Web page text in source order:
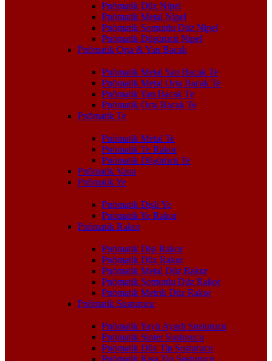
Pnömatik Düz Nipel
Pnömatik Metal Nipel
Pnömatik Somunlu Düz Nipel
Pnömatik Düşürücü Nipel
Pnömatik Orta & Yan Bacak
Pnömatik Metal Yan Bacak Te
Pnömatik Metal Orta Bacak Te
Pnömatik Yan Bacak Te
Pnömatik Orta Bacak Te
Pnömatik Te
Pnömatik Metal Te
Pnömatik Te Rakor
Pnömatik Düşürücü Te
Pnömatik Vana
Pnömatik Ye
Pnömatik Dişli Ye
Pnömatik Ye Rakor
Pnömatik Rakor
Pnömatik Dişi Rakor
Pnömatik Düz Rakor
Pnömatik Metal Düz Rakor
Pnömatik Somunlu Düz Rakor
Pnömatik Metrik Düz Rakor
Pnömatik Susturucu
Pnömatik Yaylı Ayarlı Susturucu
Pnömatik Sinter Susturucu
Pnömatik Düz Tip Susturucu
Pnömatik Kısa Tip Susturucu